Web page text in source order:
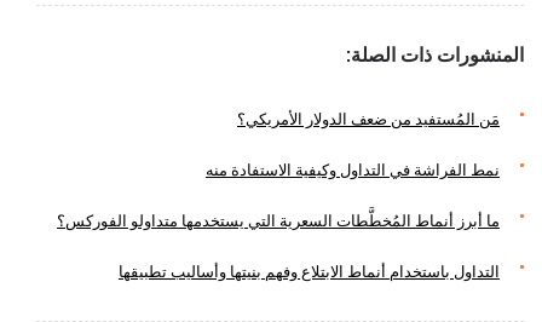
المنشورات ذات الصلة:
مَن المُستفيد من ضعف الدولار الأمريكي؟
نمط الفراشة في التداول وكيفية الاستفادة منه
ما أبرز أنماط المُخطَّطات السعرية التي يستخدمها متداولو الفوركس؟
التداول باستخدام أنماط الابتلاع وفهم بنيتها وأساليب تطبيقها